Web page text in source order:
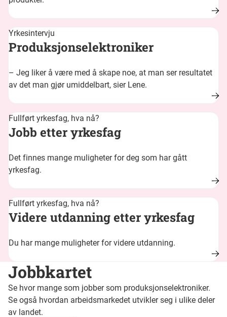
Yrkesintervju
Produksjonselektroniker
– Jeg liker å være med å skape noe, at man ser resultatet
av det man gjør umiddelbart, sier Lene.
Fullført yrkesfag, hva nå?
Jobb etter yrkesfag
Det finnes mange muligheter for deg som har gått
yrkesfag.
Fullført yrkesfag, hva nå?
Videre utdanning etter yrkesfag
Du har mange muligheter for videre utdanning.
Jobbkartet
Se hvor mange som jobber som produksjonselektroniker.
Se også hvordan arbeidsmarkedet utvikler seg i ulike deler
av landet.